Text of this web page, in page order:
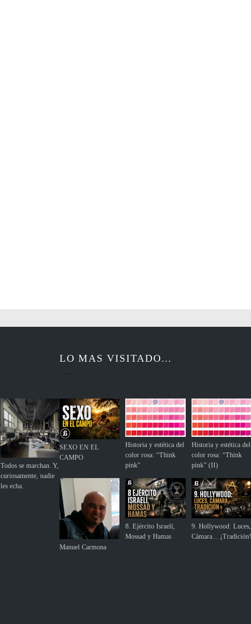
Todos se marchan. Y,
curiosamente, nadie
les echa.
LO MAS VISITADO...
SEXO EN EL
CAMPO
Historia y estética del
color rosa: “Think
pink”
Historia y estética del
color rosa: “Think
pink” (II)
Manuel Carmona
8. Ejército Israelí,
Mossad y Hamas
9. Hollywood: Luces,
Cámara... ¡Tradición!